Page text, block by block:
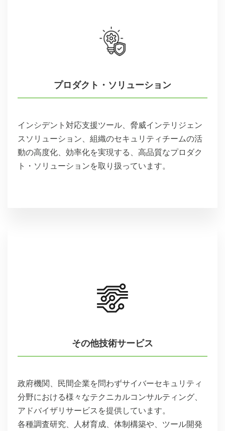
プロダクト・ソリューション
インシデント対応支援ツール、脅威インテリジェン
スソリューション、組織のセキュリティチームの活
動の高度化、効率化を実現する、高品質なプロダク
ト・ソリューションを取り扱っています。
その他技術サービス
政府機関、民間企業を問わずサイバーセキュリティ
分野における様々なテクニカルコンサルティング、
アドバイザリサービスを提供しています。
各種調査研究、人材育成、体制構築や、ツール開発